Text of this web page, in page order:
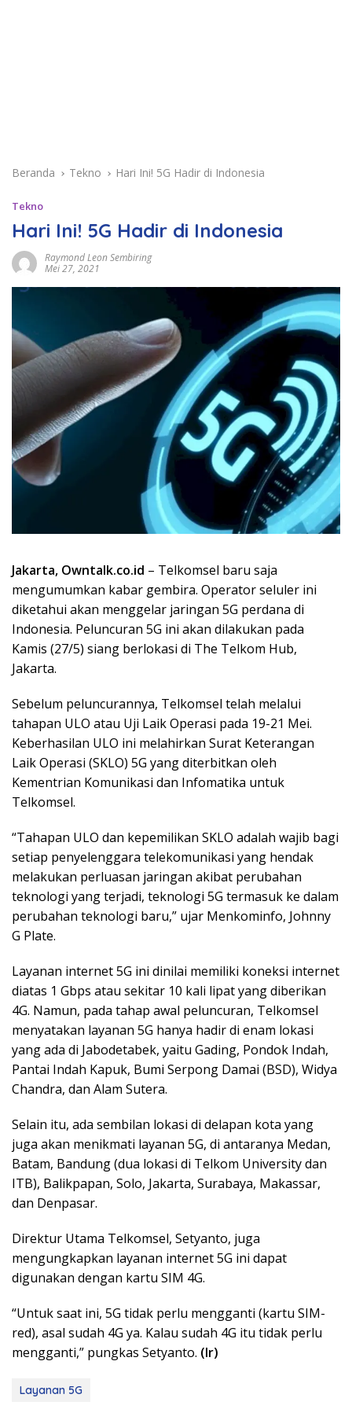
Beranda Tekno Hari Ini! 5G Hadir di Indonesia
Tekno
Hari Ini! 5G Hadir di Indonesia
Raymond Leon Sembiring
Mei 27, 2021
Jakarta, Owntalk.co.id – Telkomsel baru saja
mengumumkan kabar gembira. Operator seluler ini
diketahui akan menggelar jaringan 5G perdana di
Indonesia. Peluncuran 5G ini akan dilakukan pada
Kamis (27/5) siang berlokasi di The Telkom Hub,
Jakarta.
Sebelum peluncurannya, Telkomsel telah melalui
tahapan ULO atau Uji Laik Operasi pada 19-21 Mei.
Keberhasilan ULO ini melahirkan Surat Keterangan
Laik Operasi (SKLO) 5G yang diterbitkan oleh
Kementrian Komunikasi dan Infomatika untuk
Telkomsel.
“Tahapan ULO dan kepemilikan SKLO adalah wajib bagi
setiap penyelenggara telekomunikasi yang hendak
melakukan perluasan jaringan akibat perubahan
teknologi yang terjadi, teknologi 5G termasuk ke dalam
perubahan teknologi baru,” ujar Menkominfo, Johnny
G Plate.
Layanan internet 5G ini dinilai memiliki koneksi internet
diatas 1 Gbps atau sekitar 10 kali lipat yang diberikan
4G. Namun, pada tahap awal peluncuran, Telkomsel
menyatakan layanan 5G hanya hadir di enam lokasi
yang ada di Jabodetabek, yaitu Gading, Pondok Indah,
Pantai Indah Kapuk, Bumi Serpong Damai (BSD), Widya
Chandra, dan Alam Sutera.
Selain itu, ada sembilan lokasi di delapan kota yang
juga akan menikmati layanan 5G, di antaranya Medan,
Batam, Bandung (dua lokasi di Telkom University dan
ITB), Balikpapan, Solo, Jakarta, Surabaya, Makassar,
dan Denpasar.
Direktur Utama Telkomsel, Setyanto, juga
mengungkapkan layanan internet 5G ini dapat
digunakan dengan kartu SIM 4G.
“Untuk saat ini, 5G tidak perlu mengganti (kartu SIM-
red), asal sudah 4G ya. Kalau sudah 4G itu tidak perlu
mengganti,” pungkas Setyanto. (Ir)
Layanan 5G